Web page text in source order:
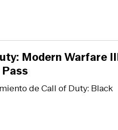
de Call of Duty: Black
Modern Warfare